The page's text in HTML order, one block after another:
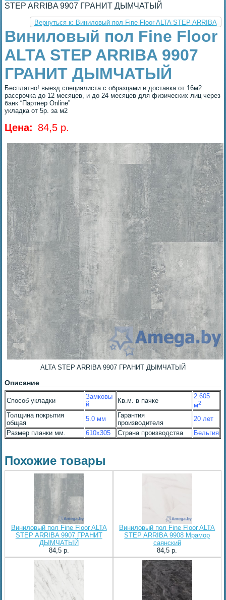
STEP ARRIBA 9907 ГРАНИТ ДЫМЧАТЫЙ
Вернуться к: Виниловый пол Fine Floor ALTA STEP ARRIBA
Виниловый пол Fine Floor
ALTA STEP ARRIBA 9907
ГРАНИТ ДЫМЧАТЫЙ
Бесплатно! выезд специалиста с образцами и доставка от 16м2
рассрочка до 12 месяцев, и до 24 месяцев для физических лиц через
банк “Партнер Online”
укладка от 5р. за м2
Цена: 84,5 p.
ALTA STEP ARRIBA 9907 ГРАНИТ ДЫМЧАТЫЙ
Описание
Способ укладки
Замковы
й
Кв.м. в пачке
2.605
м2
Толщина покрытия
общая
5.0 мм
Гарантия
производителя
20 лет
Размер планки мм.
610x305 Страна производства Бельгия
Похожие товары
Виниловый пол Fine Floor ALTA
STEP ARRIBA 9907 ГРАНИТ
ДЫМЧАТЫЙ
84,5 p.
Виниловый пол Fine Floor ALTA
STEP ARRIBA 9908 Мрамор
саянский
84,5 p.